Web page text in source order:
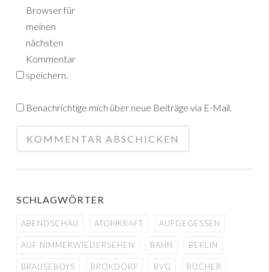
Browser für
meinen
nächsten
Kommentar
speichern.
Benachrichtige mich über neue Beiträge via E-Mail.
SCHLAGWÖRTER
ABENDSCHAU ATOMKRAFT AUFGEGESSEN
AUF NIMMERWIEDERSEHEN BAHN BERLIN
BRAUSEBOYS BROKDORF BVG BÜCHER